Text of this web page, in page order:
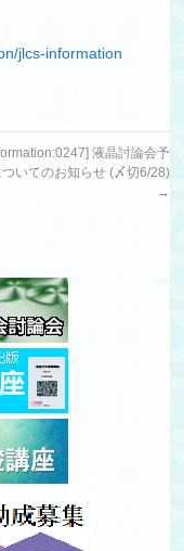
jlcs-information
液晶討論会予
いてのお知らせ (〆切6/28)
→